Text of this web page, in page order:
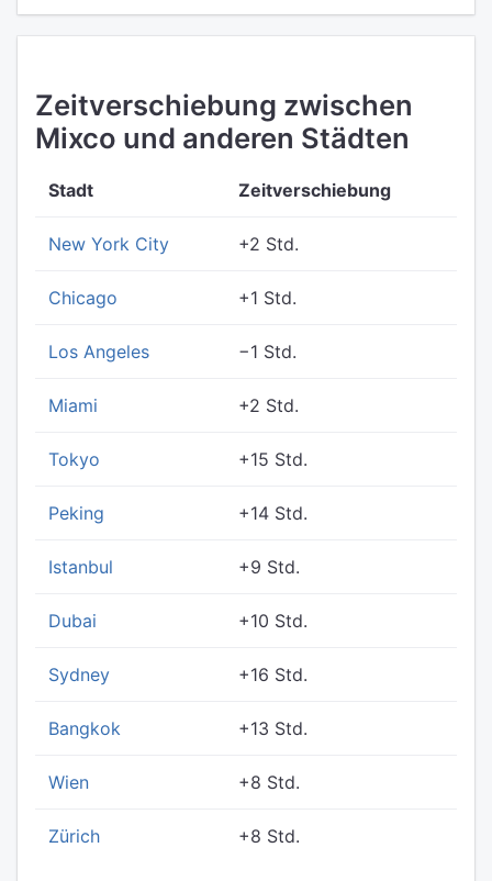
Zeitverschiebung zwischen
Mixco und anderen Städten
Stadt Zeitverschiebung
New York City +2 Std.
Chicago +1 Std.
Los Angeles −1 Std.
Miami +2 Std.
Tokyo +15 Std.
Peking +14 Std.
Istanbul +9 Std.
Dubai +10 Std.
Sydney +16 Std.
Bangkok +13 Std.
Wien +8 Std.
Zürich +8 Std.